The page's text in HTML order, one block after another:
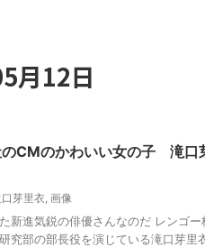
月12日
CMのかわいい女の子 滝口
芽里衣, 画像
新進気鋭の俳優さんなのだ レンゴ
究部の部長役を演じている滝口芽里